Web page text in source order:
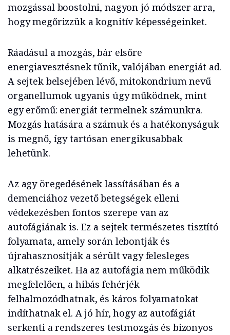
mozgással boostolni, nagyon jó módszer arra,
hogy megőrizzük a kognitív képességeinket.
Ráadásul a mozgás, bár elsőre
energiavesztésnek tűnik, valójában energiát ad.
A sejtek belsejében lévő, mitokondrium nevű
organellumok ugyanis úgy működnek, mint
egy erőmű: energiát termelnek számunkra.
Mozgás hatására a számuk és a hatékonyságuk
is megnő, így tartósan energikusabbak
lehetünk.
Az agy öregedésének lassításában és a
demenciához vezető betegségek elleni
védekezésben fontos szerepe van az
autofágiának is. Ez a sejtek természetes tisztító
folyamata, amely során lebontják és
újrahasznosítják a sérült vagy felesleges
alkatrészeiket. Ha az autofágia nem működik
megfelelően, a hibás fehérjék
felhalmozódhatnak, és káros folyamatokat
indíthatnak el. A jó hír, hogy az autofágiát
serkenti a rendszeres testmozgás és bizonyos